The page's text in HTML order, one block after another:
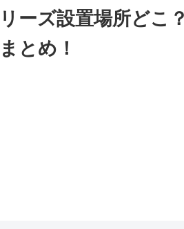
リーズ設置場所どこ
まとめ！